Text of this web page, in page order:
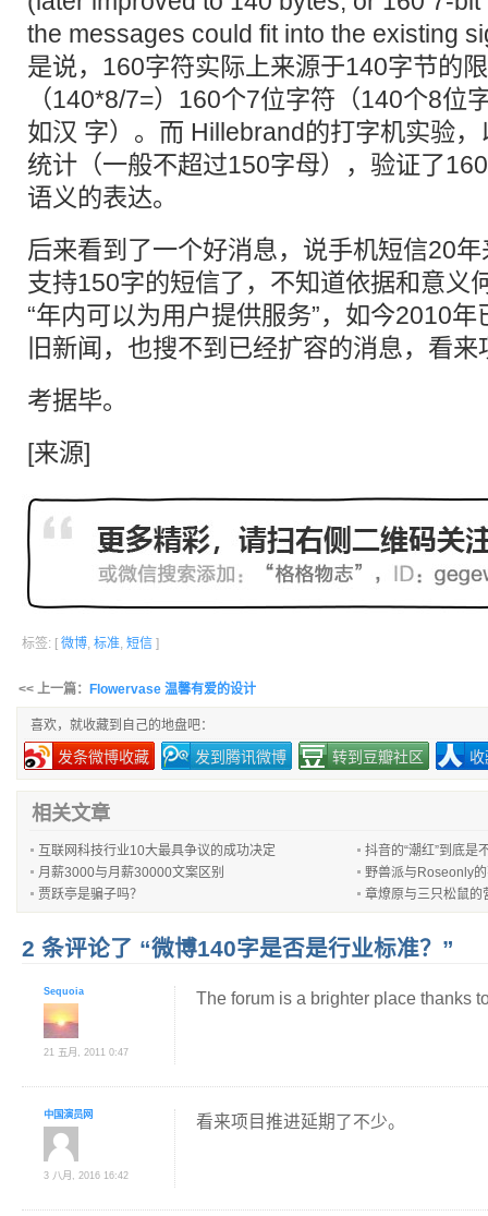
the messages could fit into the existing
是说，160字符实际上来源于140字节的
（140*8/7=）160个7位字符（140个8位
如汉 字）。而 Hillebrand的打字机实验
统计（一般不超过150字母），验证了
语义的表达。
后来看到了一个好消息，说手机短信20
支持150字的短信了，不知道依据和意义
“年内可以为用户提供服务”，如今2010
旧新闻，也搜不到已经扩容的消息，看
考据毕。
[来源]
标签: [ 微博, 标准, 短信 ]
<< 上一篇： Flowervase 温馨有爱的设计
喜欢，就收藏到自己的地盘吧：
发条微博收藏 发到腾讯微博 转到豆瓣社区
相关文章
互联网科技行业10大最具争议的成功决定
抖音的“潮红”到底是
月薪3000与月薪30000文案区别
野兽派与Roseonly
贾跃亭是骗子吗？
章燎原与三只松鼠的
2 条评论了 “微博140字是否是行业标准？”
Sequoia
21 五月, 2011 0:47
The forum is a brighter place thanks
中国演员网
3 八月, 2016 16:42
看来项目推进延期了不少。